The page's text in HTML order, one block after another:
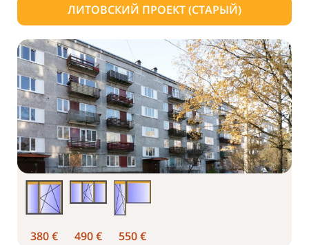
ЛИТОВСКИЙ ПРОЕКТ (СТАРЫЙ)
380 € 490 € 550 €